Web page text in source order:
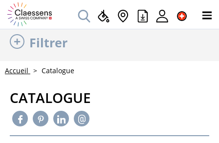
Filtrer
Accueil Catalogue
CATALOGUE